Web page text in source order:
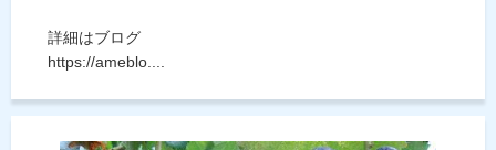
詳細はブログ
https://ameblo....